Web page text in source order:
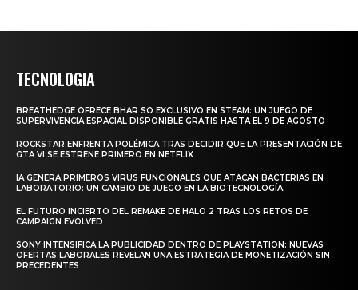
TECNOLOGIA
BREATHEDGE OFRECE BHAR SO EXCLUSIVO EN STEAM: UN JUEGO DE
SUPERVIVENCIA ESPACIAL DISPONIBLE GRATIS HASTA EL 9 DE AGOSTO
ROCKSTAR ENFRENTA POLÉMICA TRAS DECIDIR QUE LA PRESENTACIÓN DE
GTA VI SE ESTRENE PRIMERO EN NETFLIX
IA GENERA PRIMEROS VIRUS FUNCIONALES QUE ATACAN BACTERIAS EN
LABORATORIO: UN CAMBIO DE JUEGO EN LA BIOTECNOLOGÍA
EL FUTURO INCIERTO DEL REMAKE DE HALO 2 TRAS LOS RETOS DE
CAMPAIGN EVOLVED
SONY INTENSIFICA LA PUBLICIDAD DENTRO DE PLAYSTATION: NUEVAS
OFERTAS LABORALES REVELAN UNA ESTRATEGIA DE MONETIZACIÓN SIN
PRECEDENTES